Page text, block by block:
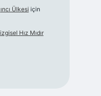
Ülkesi için
Hız Mıdır